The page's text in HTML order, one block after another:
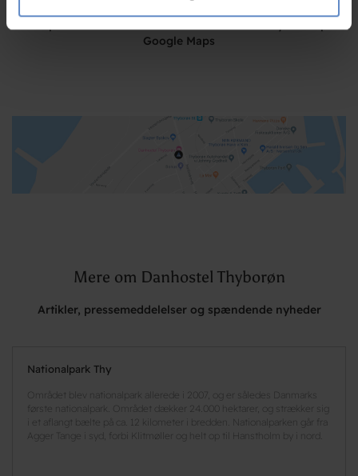
de har indsamlet fra din brug af deres tjenester.
Google Maps
Mere om Danhostel Thyborøn
Artikler, pressemeddelelser og spændende nyheder
Nationalpark Thy
Området blev nationalpark allerede i 2007, og er således Danmarks
første nationalpark. Området dækker 24.000 hektarer, og strækker sig
i et aflangt bælte på ca. 12 kilometer i bredden. Nationalparken går fra
Agger Tange i syd, forbi Klitmøller og helt op til Hanstholm by i nord.